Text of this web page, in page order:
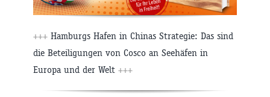
+++ Hamburgs Hafen in Chinas Strategie: Das sind
die Beteiligungen von Cosco an Seehäfen in
Europa und der Welt +++